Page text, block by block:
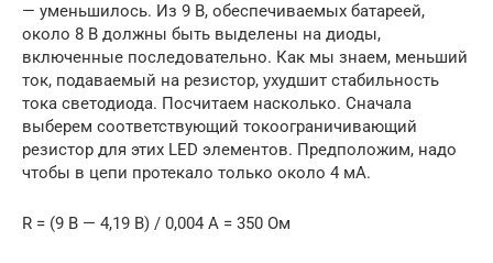
— уменьшилось. Из 9 В, обеспечиваемых батареей,
около 8 В должны быть выделены на диоды,
включенные последовательно. Как мы знаем, меньший
ток, подаваемый на резистор, ухудшит стабильность
тока светодиода. Посчитаем насколько. Сначала
выберем соответствующий токоограничивающий
резистор для этих LED элементов. Предположим, надо
чтобы в цепи протекало только около 4 мА.
R = (9 В — 4,19 В) / 0,004 А = 350 Ом